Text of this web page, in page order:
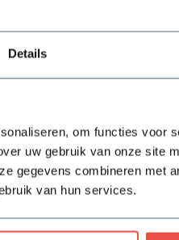
Details
om functies voor
uw gebruik van onze site
gegevens combineren met
van hun services.
BAHCO tuinschepje
18,-